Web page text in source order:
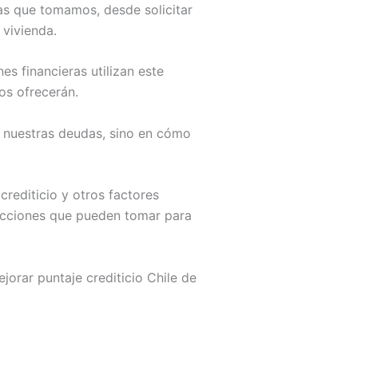
que tomamos, desde solicitar
financieras utilizan este
ofrecerán.
deudas, sino en cómo
y otros factores
que pueden tomar para
puntaje crediticio Chile de